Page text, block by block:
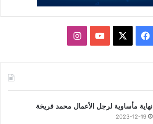
فيسبوك يوتيوبانستقرام
نهاية مأساوية لرجل الأعمال محمد فريخة
2023-12-19